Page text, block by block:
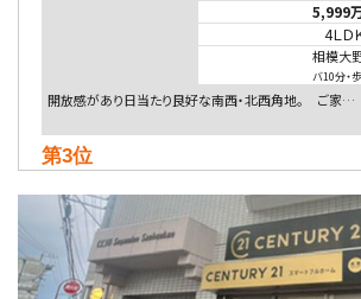
5,999
4ＬＤ
相模大
バ10分・
開放感があり日当たり良好な南西・北西角地。 ご家…
第3位
4ＬＤ
相模大野
バ9分・歩
２０１５年６月築、積水ハウス施工住宅です。 南東…